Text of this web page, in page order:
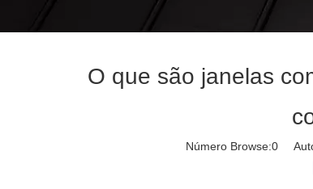
O que são janelas
Número Browse:0